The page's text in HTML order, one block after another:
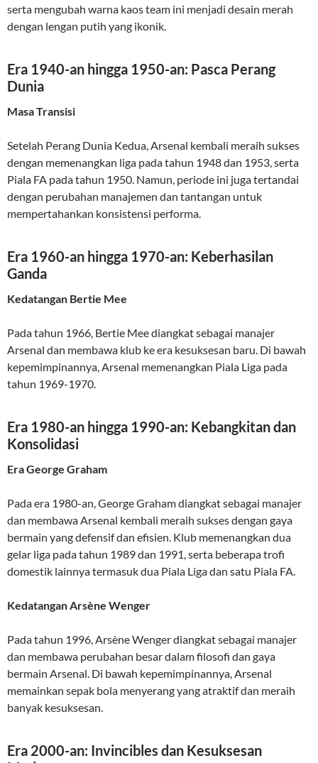
serta mengubah warna kaos team ini menjadi desain merah
dengan lengan putih yang ikonik.
Era 1940-an hingga 1950-an: Pasca Perang
Dunia
Masa Transisi
Setelah Perang Dunia Kedua, Arsenal kembali meraih sukses
dengan memenangkan liga pada tahun 1948 dan 1953, serta
Piala FA pada tahun 1950. Namun, periode ini juga tertandai
dengan perubahan manajemen dan tantangan untuk
mempertahankan konsistensi performa.
Era 1960-an hingga 1970-an: Keberhasilan
Ganda
Kedatangan Bertie Mee
Pada tahun 1966, Bertie Mee diangkat sebagai manajer
Arsenal dan membawa klub ke era kesuksesan baru. Di bawah
kepemimpinannya, Arsenal memenangkan Piala Liga pada
tahun 1969-1970.
Era 1980-an hingga 1990-an: Kebangkitan dan
Konsolidasi
Era George Graham
Pada era 1980-an, George Graham diangkat sebagai manajer
dan membawa Arsenal kembali meraih sukses dengan gaya
bermain yang defensif dan efisien. Klub memenangkan dua
gelar liga pada tahun 1989 dan 1991, serta beberapa trofi
domestik lainnya termasuk dua Piala Liga dan satu Piala FA.
Kedatangan Arsène Wenger
Pada tahun 1996, Arsène Wenger diangkat sebagai manajer
dan membawa perubahan besar dalam filosofi dan gaya
bermain Arsenal. Di bawah kepemimpinannya, Arsenal
memainkan sepak bola menyerang yang atraktif dan meraih
banyak kesuksesan.
Era 2000-an: Invincibles dan Kesuksesan